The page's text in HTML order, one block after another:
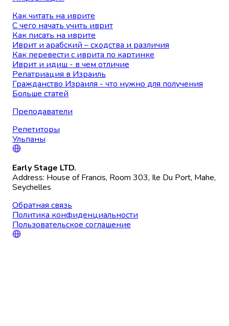
Как читать на иврите
С чего начать учить иврит
Как писать на иврите
Иврит и арабский – сходства и различия
Как перевести с иврита по картинке
Иврит и идиш - в чем отличие
Репатриация в Израиль
Гражданство Израиля - что нужно для получения
Больше статей
Преподаватели
Репетиторы
Ульпаны
Early Stage LTD.
Address: House of Francis, Room 303, Ile Du Port, Mahe,
Seychelles
Обратная связь
Политика конфиденциальности
Пользовательское соглашение